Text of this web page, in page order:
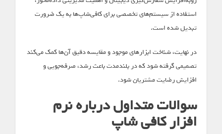
استفاده از سیستم‌های تخصصی برای کافی‌شاپ‌ها به یک ضرورت
تبدیل شده است.
در نهایت، شناخت ابزارهای موجود و مقایسه دقیق آن‌ها کمک می‌کند
تصمیمی گرفته شود که در بلندمدت باعث رشد، صرفه‌جویی و
افزایش رضایت مشتریان شود.
سوالات متداول درباره نرم
افزار کافی شاپ